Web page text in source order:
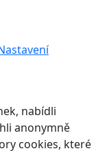
nabídli
anonymně
cookies, které